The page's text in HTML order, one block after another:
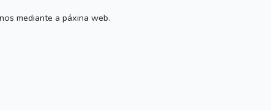
mediante a páxina web.